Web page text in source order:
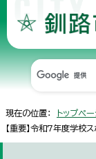
現在の位置： トップペ
【重要】令和7年度学校